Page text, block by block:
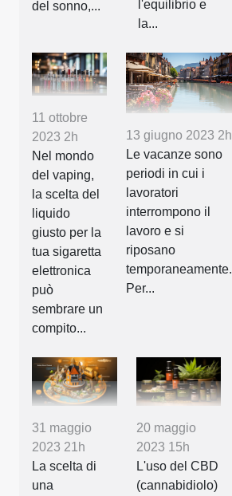
del sonno,...
l'equilibrio e
la...
11 ottobre
2023 2h
Nel mondo
del vaping,
la scelta del
liquido
giusto per la
tua sigaretta
elettronica
può
sembrare un
compito...
13 giugno 2023 2h
Le vacanze sono
periodi in cui i
lavoratori
interrompono il
lavoro e si
riposano
temporaneamente.
Per...
31 maggio
2023 21h
La scelta di
una
20 maggio
2023 15h
L'uso del CBD
(cannabidiolo)